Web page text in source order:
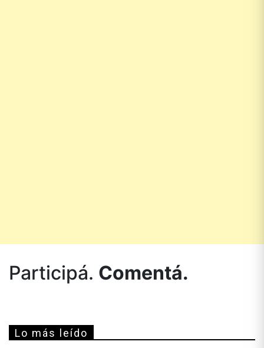
Participá. Comentá.
Lo más leído